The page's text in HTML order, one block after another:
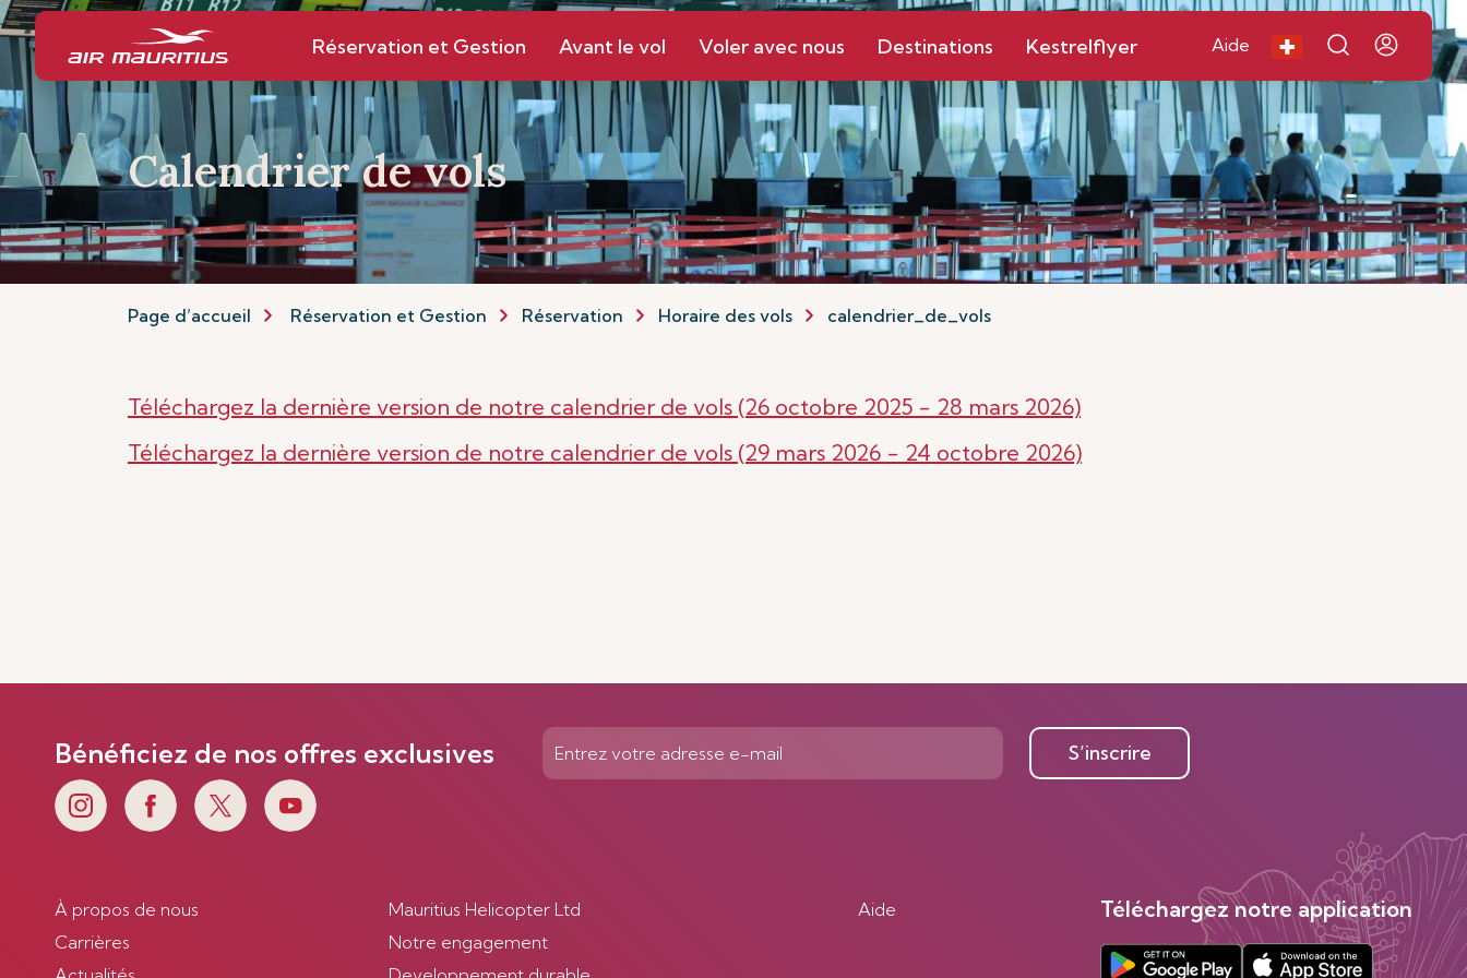
Réservation et Gestion Avant le vol Voler avec nous Destinations Kestrelflyer Aide
Calendrier de vols
Page d’accueil Réservation et Gestion Réservation Horaire des vols calendrier_de_vols
Téléchargez la dernière version de notre calendrier de vols (26 octobre 2025 - 28 mars 2026)
Téléchargez la dernière version de notre calendrier de vols (29 mars 2026 - 24 octobre 2026)
Bénéficiez de nos offres exclusives S’inscrire
À propos de nous
Carrières
Mauritius Helicopter Ltd
Notre engagement
Aide Téléchargez notre application